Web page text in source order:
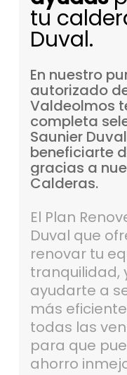
tu
Duval.
En nuestro
autorizado
Valdeolmos
completa
Saunier Duval
beneficiarte
gracias a
Calderas.
El Plan
Duval que
renovar tu
tranquilidad,
ayudarte a
más
todas las
para que
ahorro